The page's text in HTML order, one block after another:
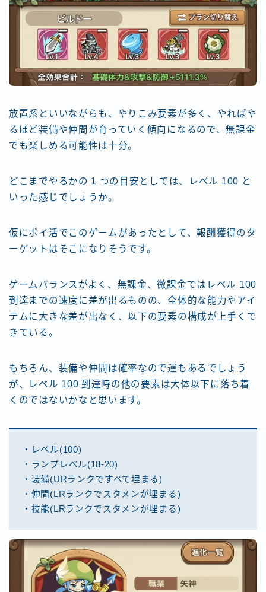
放置系といいながらも、やりこみ要素が多く、やればや
るほど装備や仲間が育っていく傾向になるので、無課金
でも楽しめる可能性は十分。
どこまでやるかの 1 つの目安としては、レベル 100 と
いった感じでしょうか。
仮にポイ活でこのゲームがあったとして、報酬獲得のタ
ーゲットはそこになりそうです。
ゲームバランスがよく、無課金、微課金ではレベル 100
到達までの速度に差が出るものの、全体的な能力やアイ
テムに大きな差が出なく、以下の要素の構成が上手くで
きている。
もちろん、装備や仲間は確率なので運もあるでしょう
が、レベル 100 到達時の他の要素は大体以下に落ち着
くのではないかなと思います。
・レベル(100)
・ランプレベル(18-20)
・装備(URランクですべて埋まる)
・仲間(LRランクでスタメンが埋まる)
・技能(LRランクでスタメンが埋まる)